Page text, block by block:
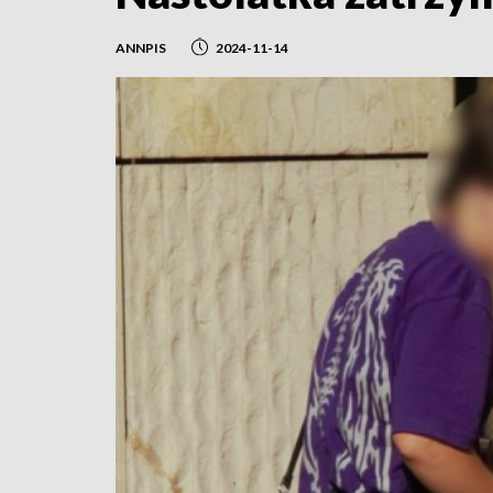
ANNPIS 2024-11-14